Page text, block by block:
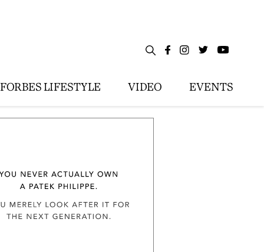
FORBES LIFESTYLE VIDEO EVENTS